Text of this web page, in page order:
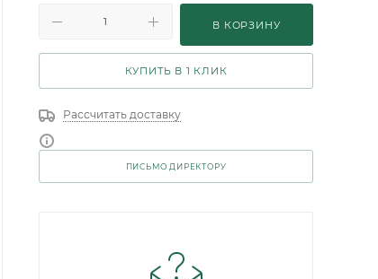
В КОРЗИНУ
КУПИТЬ В 1 КЛИК
Рассчитать доставку
ПИСЬМО ДИРЕКТОРУ